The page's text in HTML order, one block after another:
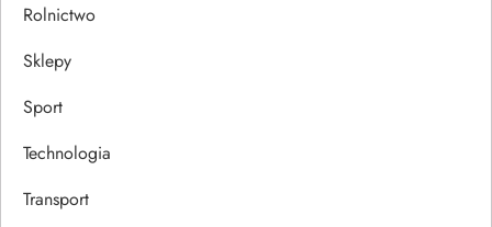
Rolnictwo
Sklepy
Sport
Technologia
Transport